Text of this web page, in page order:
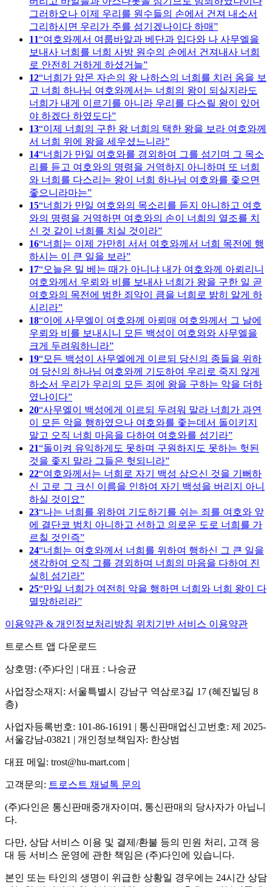
그러하오나 이제 우리를 원수들의 손에서 건져 내소서
그리하시면 우리가 주를 섬기겠나이다 하매
11 여호와께서 여룹바알과 베단과 입다와 나 사무엘을
보내사 너희를 너희 사방 원수의 손에서 건져내사 너희
로 안전히 거하게 하셨거늘
12 너희가 암몬 자손의 왕 나하스의 너희를 치러 옴을 보
고 너희 하나님 여호와께서는 너희의 왕이 되실지라도
너희가 내게 이르기를 아니라 우리를 다스릴 왕이 있어
야 하겠다 하였도다
13 이제 너희의 구한 왕 너희의 택한 왕을 보라 여호와께
서 너희 위에 왕을 세우셨느니라
14 너희가 만일 여호와를 경외하여 그를 섬기며 그 목소
리를 듣고 여호와의 명령을 거역하지 아니하며 또 너희
와 너희를 다스리는 왕이 너희 하나님 여호와를 좇으면
좋으니라마는
15 너희가 만일 여호와의 목소리를 듣지 아니하고 여호
와의 명령을 거역하면 여호와의 손이 너희의 열조를 치
신 것 같이 너희를 치실 것이라
16 너희는 이제 가만히 서서 여호와께서 너희 목전에 행
하시는 이 큰 일을 보라
17 오늘은 밀 베는 때가 아니냐 내가 여호와께 아뢰리니
여호와께서 우뢰와 비를 보내사 너희가 왕을 구한 일 곧
여호와의 목전에 범한 죄악이 큼을 너희로 밝히 알게 하
시리라
18 이에 사무엘이 여호와께 아뢰매 여호와께서 그 날에
우뢰와 비를 보내시니 모든 백성이 여호와와 사무엘을
크게 두려워하니라
19 모든 백성이 사무엘에게 이르되 당신의 종들을 위하
여 당신의 하나님 여호와께 기도하여 우리로 죽지 않게
하소서 우리가 우리의 모든 죄에 왕을 구하는 악을 더하
였나이다
20 사무엘이 백성에게 이르되 두려워 말라 너희가 과연
이 모든 악을 행하였으나 여호와를 좇는데서 돌이키지
말고 오직 너희 마음을 다하여 여호와를 섬기라
21 돌이켜 유익하게도 못하며 구원하지도 못하는 헛된
것을 좇지 말라 그들은 헛되니라
22 여호와께서는 너희로 자기 백성 삼으신 것을 기뻐하
신 고로 그 크신 이름을 인하여 자기 백성을 버리지 아니
하실 것이요
23 나는 너희를 위하여 기도하기를 쉬는 죄를 여호와 앞
에 결단코 범치 아니하고 선하고 의로운 도로 너희를 가
르칠 것인즉
24 너희는 여호와께서 너희를 위하여 행하신 그 큰 일을
생각하여 오직 그를 경외하며 너희의 마음을 다하여 진
실히 섬기라
25 만일 너희가 여전히 악을 행하면 너희와 너희 왕이 다
멸망하리라
이용약관 & 개인정보처리방침 위치기반 서비스 이용약관
트로스트 앱 다운로드
상호명: (주)다인 | 대표 : 나승균
사업장소재지: 서울특별시 강남구 역삼로3길 17 (혜진빌딩 8
층)
사업자등록번호: 101-86-16191 | 통신판매업신고번호: 제 2025-
서울강남-03821 | 개인정보책임자: 한상범
대표 메일: trost@hu-mart.com |
고객문의: 트로스트 채널톡 문의
(주)다인은 통신판매중개자이며, 통신판매의 당사자가 아닙니
다.
다만, 상담 서비스 이용 및 결제/환불 등의 민원 처리, 고객 응
대 등 서비스 운영에 관한 책임은 (주)다인에 있습니다.
본인 또는 타인의 생명이 위급한 상황일 경우에는 24시간 상담